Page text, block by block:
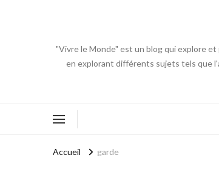
"Vivre le Monde" est un blog qui explore
en explorant différents sujets tels que
Accueil garde